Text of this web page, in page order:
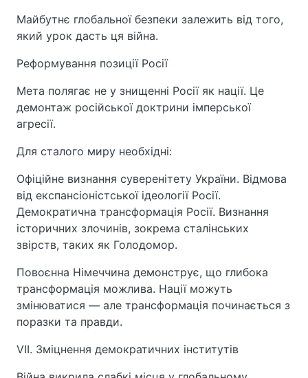
Майбутнє глобальної безпеки залежить від того,
який урок дасть ця війна.
Реформування позиції Росії
Мета полягає не у знищенні Росії як нації. Це
демонтаж російської доктрини імперської
агресії.
Для сталого миру необхідні:
Офіційне визнання суверенітету України. Відмова
від експансіоністської ідеології Росії.
Демократична трансформація Росії. Визнання
історичних злочинів, зокрема сталінських
звірств, таких як Голодомор.
Повоєнна Німеччина демонструє, що глибока
трансформація можлива. Нації можуть
змінюватися — але трансформація починається з
поразки та правди.
VII. Зміцнення демократичних інститутів